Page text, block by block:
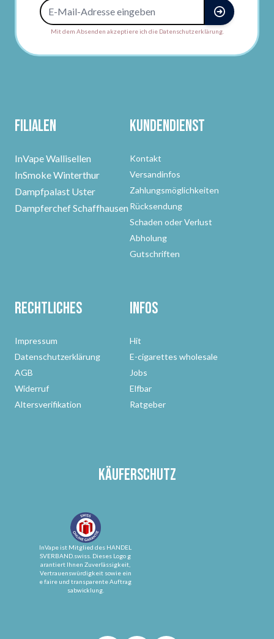
Mit dem Absenden akzeptiere ich die Datenschutzerklärung.
Filialen
InVape Wallisellen
InSmoke Winterthur
Dampfpalast Uster
Dampferchef Schaffhausen
Kundendienst
Kontakt
Versandinfos
Zahlungsmöglichkeiten
Rücksendung
Schaden oder Verlust
Abholung
Gutschriften
Rechtliches
Impressum
Datenschutzerklärung
AGB
Widerruf
Altersverifikation
Infos
Hit
E-cigarettes wholesale
Jobs
Elfbar
Ratgeber
Käuferschutz
InVape ist Mitglied des HANDEL
SVERBAND.swiss. Dieses Logo g
arantiert Ihnen Zuverlässigkeit,
Vertrauenswürdigkeit sowie ein
e faire und transparente Auftrag
sabwicklung.